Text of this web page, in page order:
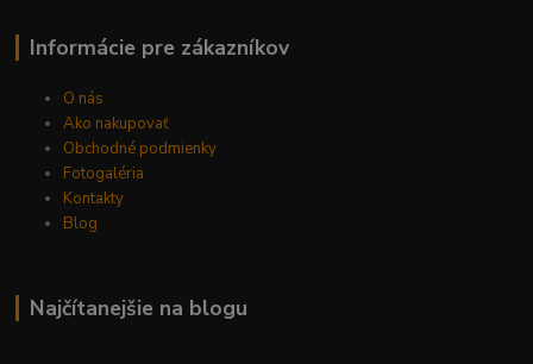
Informácie pre zákazníkov
O nás
Ako nakupovať
Obchodné podmienky
Fotogaléria
Kontakty
Blog
Najčítanejšie na blogu